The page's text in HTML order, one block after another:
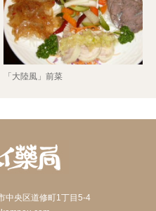
「大陸風」前菜
中央区道修町1丁目5-4